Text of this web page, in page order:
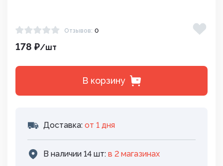
Отзывов: 0
178 ₽/шт
В корзину
Доставка: от 1 дня
В наличии 14 шт: в 2 магазинах